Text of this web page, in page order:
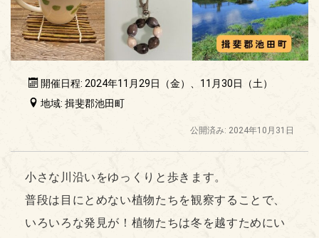
開催日程: 2024年11月29日（金）、11月30日（土）
地域: 揖斐郡池田町
公開済み: 2024年10月31日
小さな川沿いをゆっくりと歩きます。
普段は目にとめない植物たちを観察することで、
いろいろな発見が！植物たちは冬を越すためにい